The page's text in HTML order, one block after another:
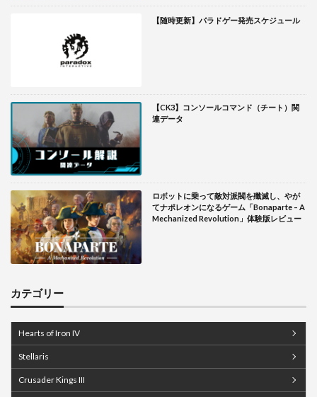
【随時更新】パラドゲー発売スケジュール
【CK3】コンソールコマンド（チート）関
連データ
ロボットに乗って敵対派閥を殲滅し、やが
てナポレオンになるゲーム「Bonaparte – A
Mechanized Revolution」体験版レビュー
カテゴリー
Hearts of Iron IV
Stellaris
Crusader Kings III